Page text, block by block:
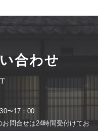
合わせ
〜17：00
問合せは24時間受付けてお